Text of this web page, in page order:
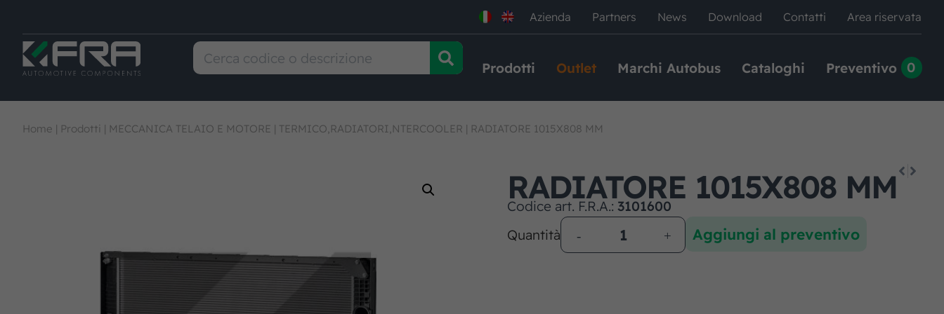
Azienda Partners News Download Contatti Area riservata
Prodotti Outlet Marchi Autobus Cataloghi Preventivo 0
Home | Prodotti | MECCANICA TELAIO E MOTORE | TERMICO,RADIATORI,NTERCOOLER | RADIATORE 1015X808 MM
RADIATORE 1015X808 MM
Codice art. F.R.A.: 3101600
Quantità
Aggiungi al preventivo